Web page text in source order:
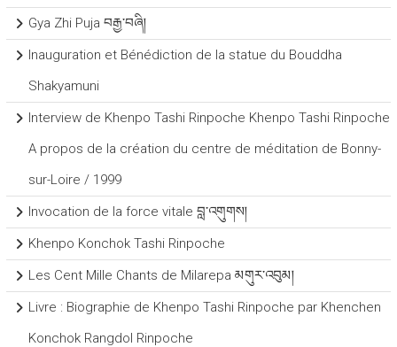
Gya Zhi Puja བརྒྱ་བཞི།
Inauguration et Bénédiction de la statue du Bouddha
Shakyamuni
Interview de Khenpo Tashi Rinpoche Khenpo Tashi Rinpoche
A propos de la création du centre de méditation de Bonny-
sur-Loire / 1999
Invocation de la force vitale བླ་འགུགས།
Khenpo Konchok Tashi Rinpoche
Les Cent Mille Chants de Milarepa མགུར་འབུམ།
Livre : Biographie de Khenpo Tashi Rinpoche par Khenchen
Konchok Rangdol Rinpoche